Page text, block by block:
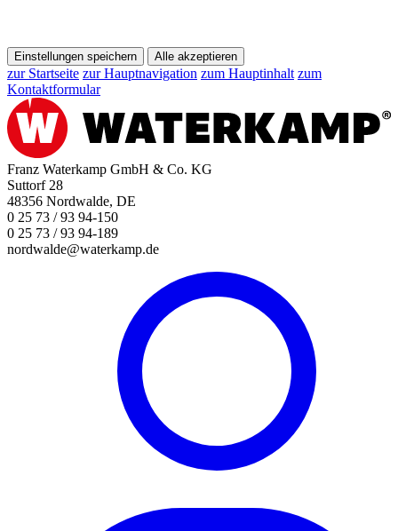
Einstellungen speichern Alle akzeptieren
zur Startseite zur Hauptnavigation zum Hauptinhalt zum
Kontaktformular
Franz Waterkamp GmbH & Co. KG
Suttorf 28
48356 Nordwalde, DE
0 25 73 / 93 94-150
0 25 73 / 93 94-189
nordwalde@waterkamp.de